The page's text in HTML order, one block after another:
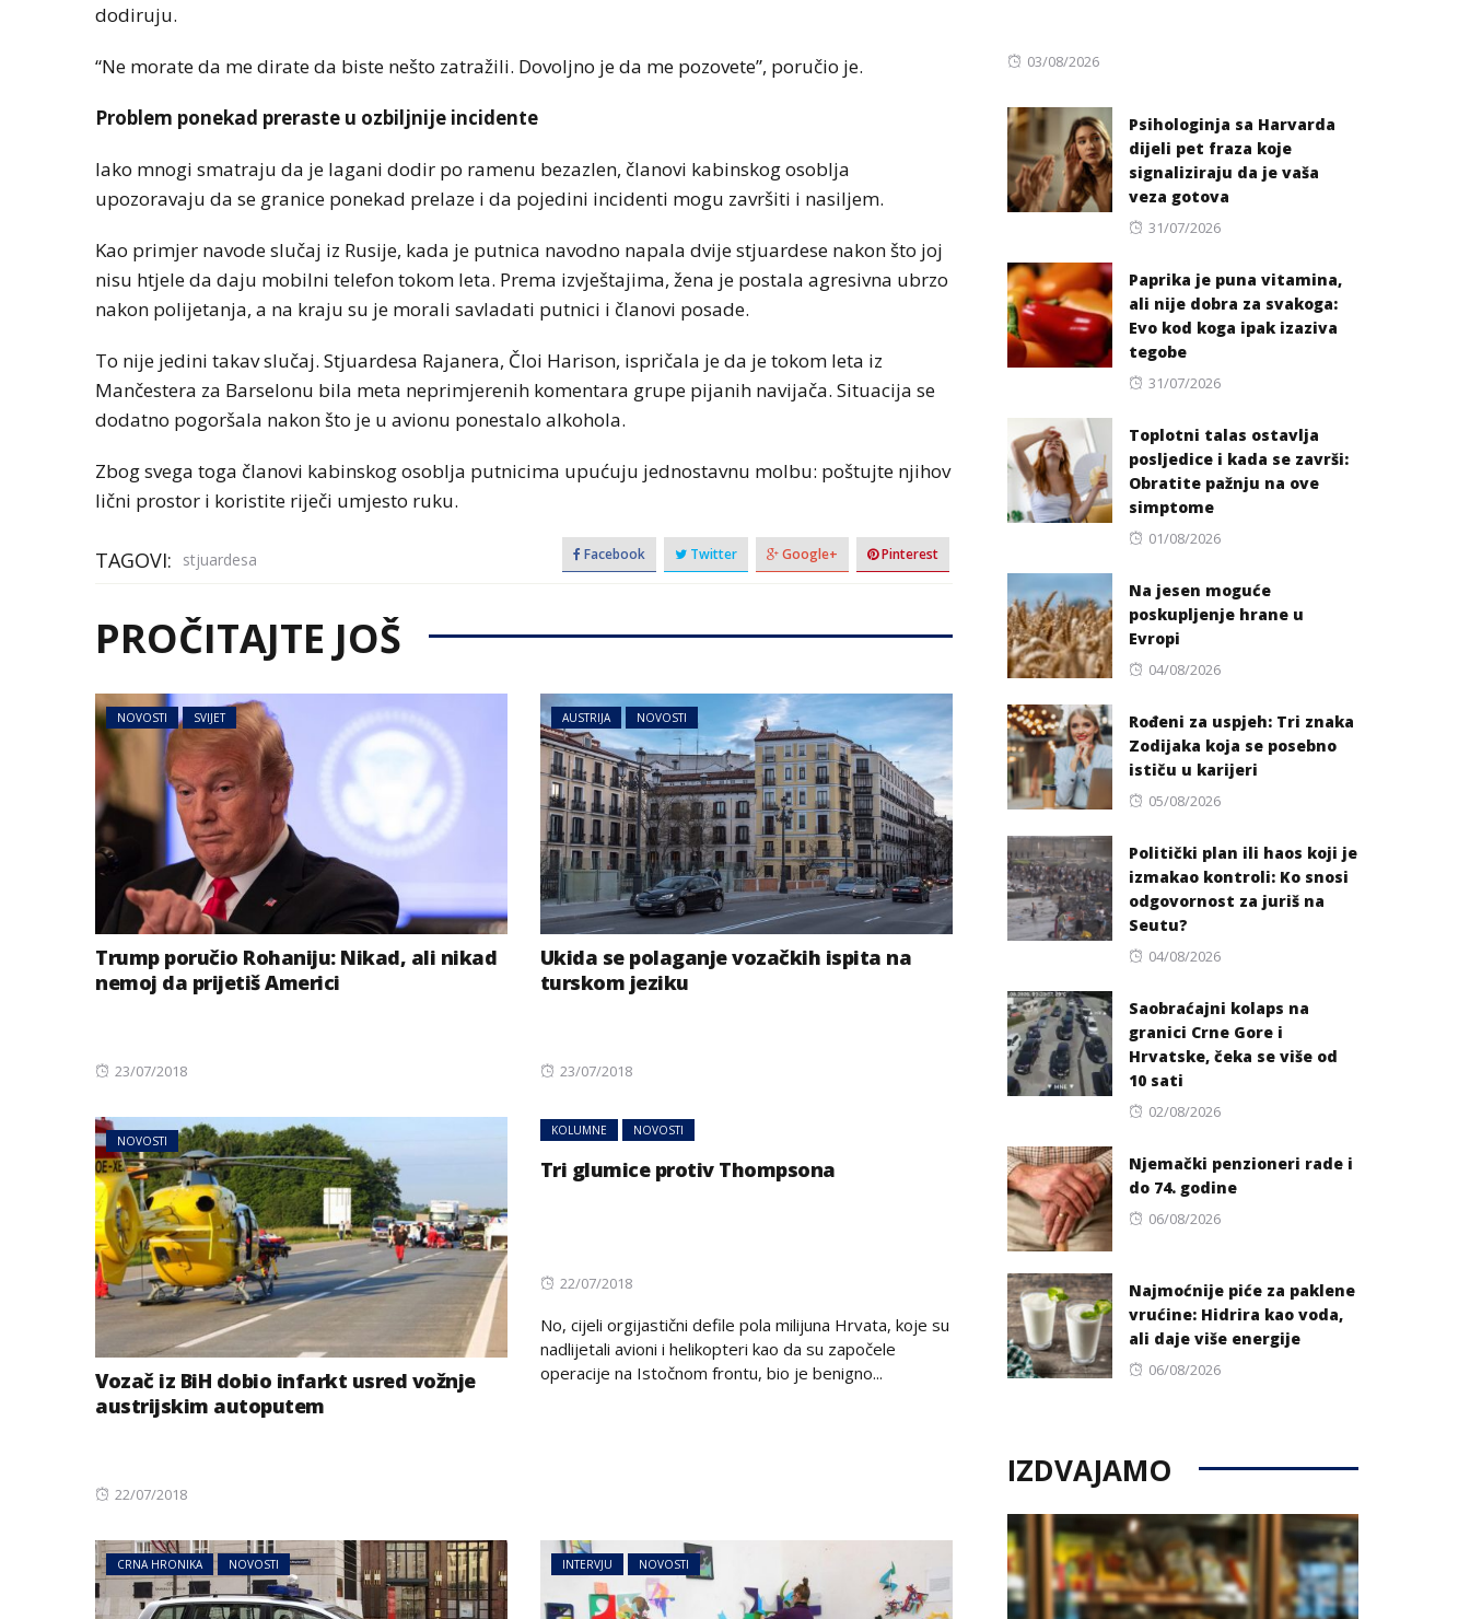
dodiruju.
“Ne morate da me dirate da biste nešto zatražili. Dovoljno je da me pozovete”, poručio je.
Problem ponekad preraste u ozbiljnije incidente
Iako mnogi smatraju da je lagani dodir po ramenu bezazlen, članovi kabinskog osoblja
upozoravaju da se granice ponekad prelaze i da pojedini incidenti mogu završiti i nasiljem.
Kao primjer navode slučaj iz Rusije, kada je putnica navodno napala dvije stjuardese nakon što joj
nisu htjele da daju mobilni telefon tokom leta. Prema izvještajima, žena je postala agresivna ubrzo
nakon polijetanja, a na kraju su je morali savladati putnici i članovi posade.
To nije jedini takav slučaj. Stjuardesa Rajanera, Čloi Harison, ispričala je da je tokom leta iz
Mančestera za Barselonu bila meta neprimjerenih komentara grupe pijanih navijača. Situacija se
dodatno pogoršala nakon što je u avionu ponestalo alkohola.
Zbog svega toga članovi kabinskog osoblja putnicima upućuju jednostavnu molbu: poštujte njihov
lični prostor i koristite riječi umjesto ruku.
TAGOVI: stjuardesa Facebook Twitter Google+ Pinterest
PROČITAJTE JOŠ
NOVOSTI SVIJET
Trump poručio Rohaniju: Nikad, ali nikad
nemoj da prijetiš Americi
Posted
23/07/2018
AUSTRIJA NOVOSTI
Ukida se polaganje vozačkih ispita na
turskom jeziku
Posted
23/07/2018
NOVOSTI
Vozač iz BiH dobio infarkt usred vožnje
austrijskim autoputem
Posted
22/07/2018
KOLUMNE NOVOSTI
Tri glumice protiv Thompsona
Posted
22/07/2018
No, cijeli orgijastični defile pola milijuna Hrvata, koje su
nadlijetali avioni i helikopteri kao da su započele
operacije na Istočnom frontu, bio je benigno...
CRNA HRONIKA NOVOSTI INTERVJU NOVOSTI
Posted
03/08/2026
Psihologinja sa Harvarda
dijeli pet fraza koje
signaliziraju da je vaša
veza gotova
Posted
31/07/2026
Paprika je puna vitamina,
ali nije dobra za svakoga:
Evo kod koga ipak izaziva
tegobe
Posted
31/07/2026
Toplotni talas ostavlja
posljedice i kada se završi:
Obratite pažnju na ove
simptome
Posted
01/08/2026
Na jesen moguće
poskupljenje hrane u
Evropi
Posted
04/08/2026
Rođeni za uspjeh: Tri znaka
Zodijaka koja se posebno
ističu u karijeri
Posted
05/08/2026
Politički plan ili haos koji je
izmakao kontroli: Ko snosi
odgovornost za juriš na
Seutu?
Posted
04/08/2026
Saobraćajni kolaps na
granici Crne Gore i
Hrvatske, čeka se više od
10 sati
Posted
02/08/2026
Njemački penzioneri rade i
do 74. godine
Posted
06/08/2026
Najmoćnije piće za paklene
vrućine: Hidrira kao voda,
ali daje više energije
Posted
06/08/2026
IZDVAJAMO